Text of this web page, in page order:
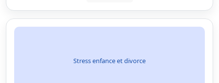
Stress enfance et divorce